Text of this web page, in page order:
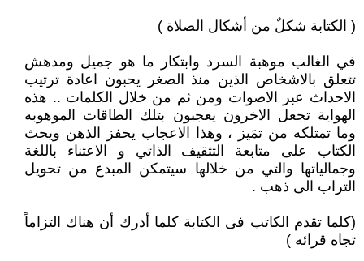
( الكتابة شكلٌ من أشكال الصلاة )
في الغالب موهبة السرد وابتكار ما هو جميل ومدهش
تتعلق بالاشخاص الذين منذ الصغر يحبون اعادة ترتيب
الاحداث عبر الاصوات ومن ثم من خلال الكلمات .. هذه
الهواية تجعل الاخرون يعجبون بتلك الطاقات الموهوبه
وما تمتلكه من تمَيز ، وهذا الاعجاب يحفز الذهن ويحث
الكتاب على متابعة التثقيف الذاتي و الاعتناء باللغة
وجمالياتها والتي من خلالها سيتمكن المبدع من تحويل
التراب الى ذهب .
(كلما تقدم الكاتب فى الكتابة كلما أدرك أن هناك التزاماً
تجاه قرائه )